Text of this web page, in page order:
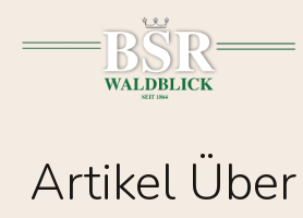
Artikel Über